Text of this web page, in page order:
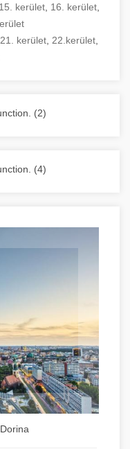
telepítés és az
Hosszú távú
műszaki
nyugalmát és
komplett
15. kerület 16. kerület
21. kerület 22.kerület
(2)
(4)